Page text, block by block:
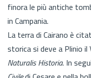
finora le più antiche
in Campania.
La terra di Cairano è
storica si deve a Plinio il
Naturalis Historia. In